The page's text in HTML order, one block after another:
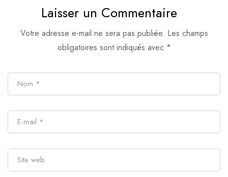
Laisser un Commentaire
Votre adresse e-mail ne sera pas publiée. Les champs
obligatoires sont indiqués avec *